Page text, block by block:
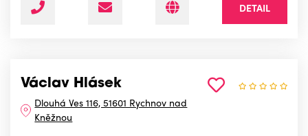
DETAIL
Václav Hlásek
Dlouhá Ves 116, 51601 Rychnov nad
Kněžnou